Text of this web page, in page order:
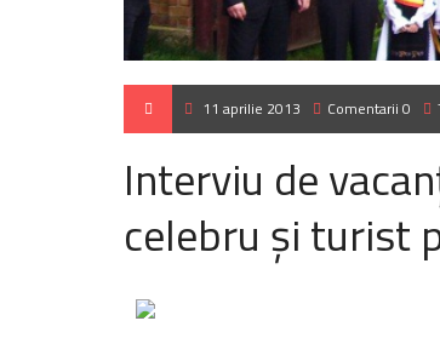
11 aprilie 2013 Comentarii 0
Interviu de
celebru şi turist